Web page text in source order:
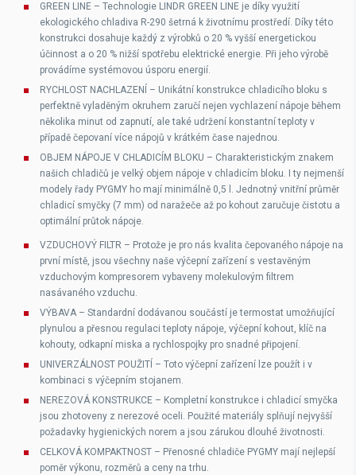
GREEN LINE – Technologie LINDR GREEN LINE je díky využití
ekologického chladiva R-290 šetrná k životnímu prostředí. Díky této
konstrukci dosahuje každý z výrobků o 20 % vyšší energetickou
účinnost a o 20 % nižší spotřebu elektrické energie. Při jeho výrobě
provádíme systémovou úsporu energií.
RYCHLOST NACHLAZENÍ
– Unikátní konstrukce chladicího bloku s
perfektně vyladěným okruhem zaručí nejen vychlazení nápoje během
několika minut od zapnutí, ale také udržení konstantní teploty v
případě čepovaní více nápojů v krátkém čase najednou.
OBJEM NÁPOJE V CHLADICÍM BLOKU – Charakteristickým znakem
našich chladičů je velký objem nápoje v chladicím bloku. I ty nejmenší
modely řady PYGMY ho mají minimálně 0,5 l. Jednotný vnitřní průměr
chladicí smyčky (7 mm) od naražeče až po kohout zaručuje čistotu a
optimální průtok nápoje.
VZDUCHOVÝ FILTR – Protože je pro nás kvalita čepovaného nápoje na
první místě, jsou všechny naše výčepní zařízení s vestavěným
vzduchovým kompresorem vybaveny molekulovým filtrem
nasávaného vzduchu.
VÝBAVA – Standardní dodávanou součástí je termostat umožňující
plynulou a přesnou regulaci teploty nápoje, výčepní kohout, klíč na
kohouty, odkapní miska a rychlospojky pro snadné připojení.
UNIVERZÁLNOST POUŽITÍ – Toto výčepní zařízení lze použít i v
kombinaci s výčepním stojanem.
NEREZOVÁ KONSTRUKCE – Kompletní konstrukce i chladicí smyčka
jsou zhotoveny z nerezové oceli. Použité materiály splňují nejvyšší
požadavky hygienických norem a jsou zárukou dlouhé životnosti.
CELKOVÁ KOMPAKTNOST – Přenosné chladiče PYGMY mají nejlepší
poměr výkonu, rozměrů a ceny na trhu.